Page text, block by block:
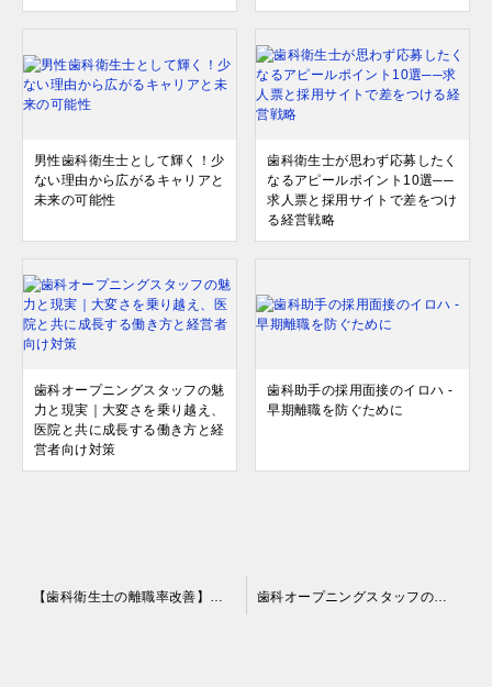
男性歯科衛生士として輝く！少
ない理由から広がるキャリアと
未来の可能性
歯科衛生士が思わず応募したく
なるアピールポイント10選──
求人票と採用サイトで差をつけ
る経営戦略
歯科オープニングスタッフの魅
力と現実｜大変さを乗り越え、
医院と共に成長する働き方と経
営者向け対策
歯科助手の採用面接のイロハ -
早期離職を防ぐために
【歯科衛生士の離職率改善】スタッフが長く活躍する職場づくりの秘訣 歯科オープニングスタッフの魅力と現実｜大変さを乗り越え、医院と共に成長する働き方と経営者向け対策